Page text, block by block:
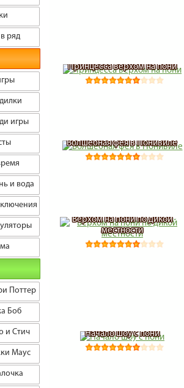
ряд
игры
и вода
Поттер
Боб
и Стич
Маус
Принцесса верхом на пони
Волшебная фея в Понивиле
Верхом на пони по дикой
местности
Начало шоу с пони